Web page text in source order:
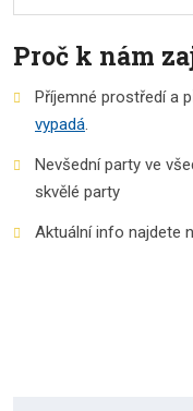
Proč k nám
Příjemné prostředí a
vypadá.
Nevšední party ve
skvělé party
Aktuální info najdete